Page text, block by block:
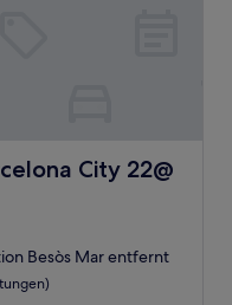
City 22@
City 22@ by IHG
Besòs Mar entfernt